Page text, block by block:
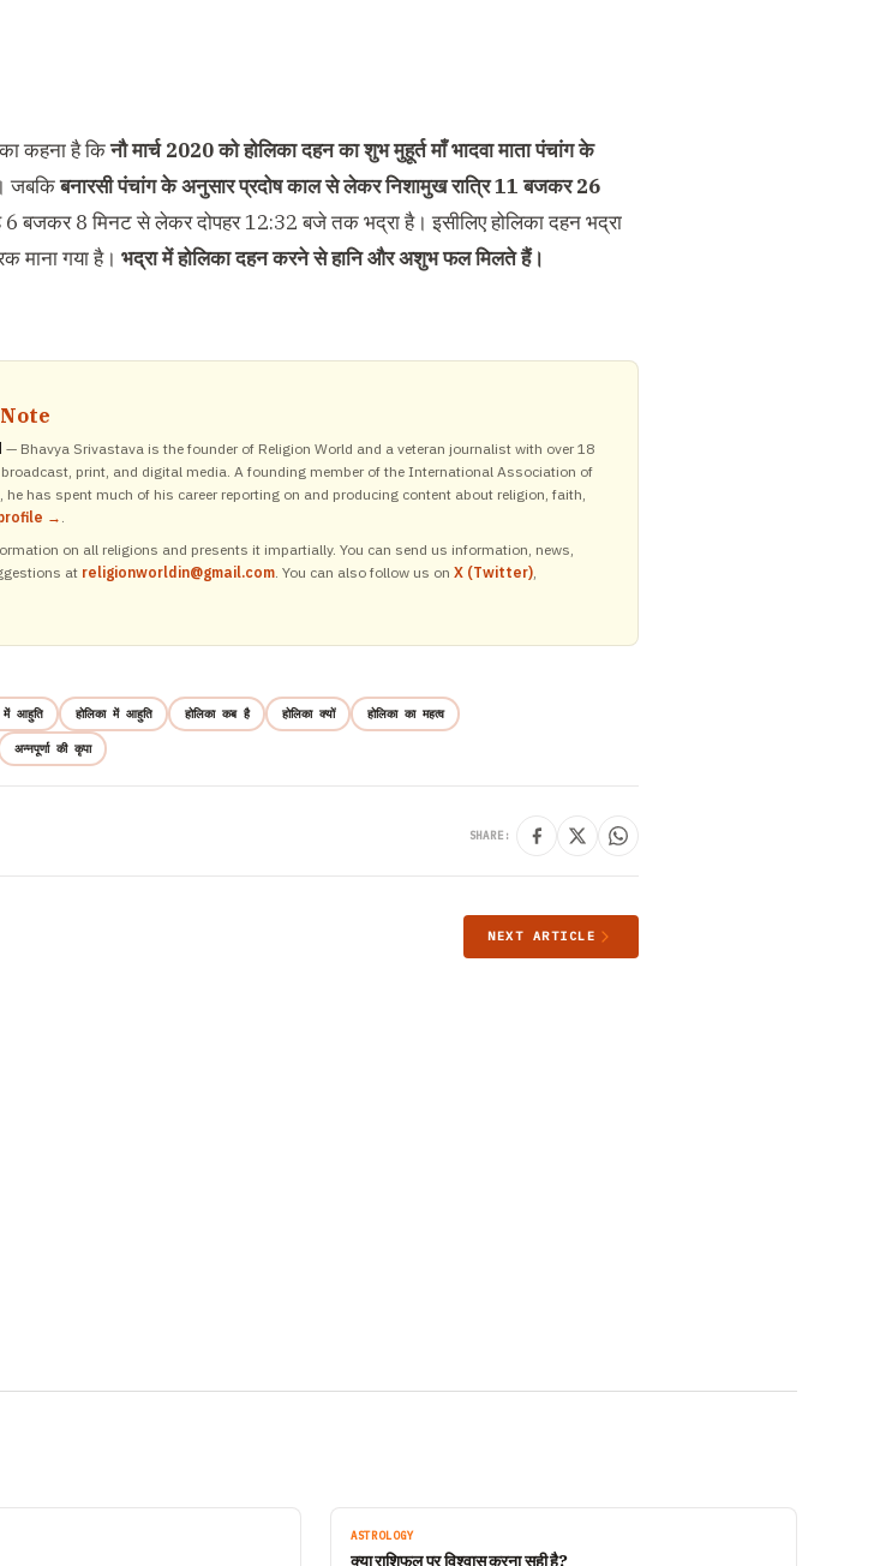
का कहना है किनौ मार्च 2020 को होलिका दहन का शुभ मुहूर्त माँ भादवा माता पंचांग के
जबकिबनारसी पंचांग के अनुसार प्रदोष काल से लेकर निशामुख रात्रि 11 बजकर 26
बजकर 8 मिनट से लेकर दोपहर 12:32 बजे तक भद्रा है। इसीलिए होलिका दहन भद्रा
माना गया है। भद्रा में होलिका दहन करने से हानि और अशुभ फल मिलते हैं।
— Bhavya Srivastava is the founder of Religion World and a veteran journalist with over 18
print, and digital media. A founding member of the International Association of
he has spent much of his career reporting on and producing content about religion, faith,
→ .
on all religions and presents it impartially. You can send us information, news,
at religionworldin@gmail.com. You can also follow us on X (Twitter),
में आहुति होलिका में आहुति होलिका कब है होलिका क्यों होलिका का महत्व
अन्नपूर्णा की कृपा
SHARE:
NEXT ARTICLE
ASTROLOGY
क्या राशिफल पर विश्वास करना सही है?